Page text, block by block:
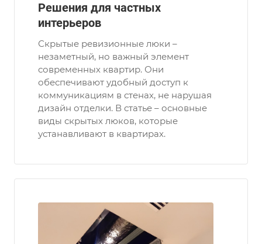
Решения для частных
интерьеров
Скрытые ревизионные люки –
незаметный, но важный элемент
современных квартир. Они
обеспечивают удобный доступ к
коммуникациям в стенах, не нарушая
дизайн отделки. В статье – основные
виды скрытых люков, которые
устанавливают в квартирах.